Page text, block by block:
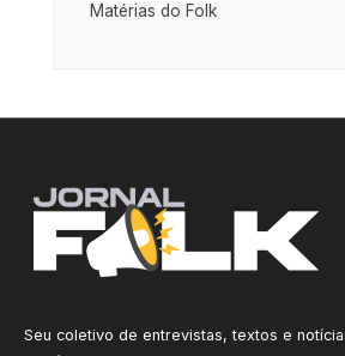
Matérias do Folk
Seu coletivo de entrevistas, textos e